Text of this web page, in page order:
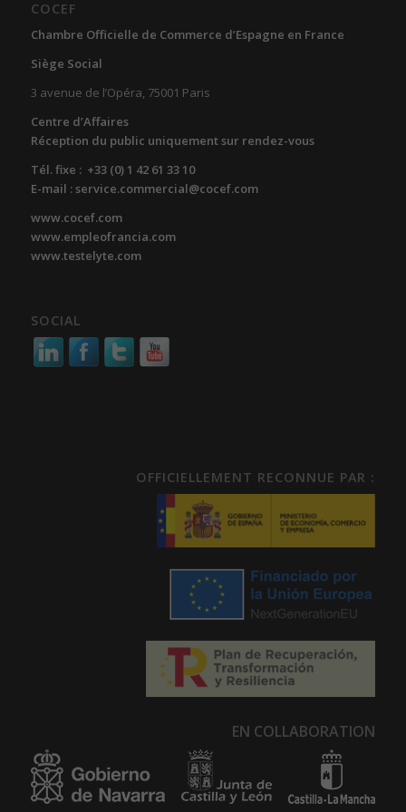
COCEF
Chambre Officielle de Commerce d’Espagne en France
Siège Social
3 avenue de l’Opéra, 75001 Paris
Centre d’Affaires
Réception du public uniquement sur rendez-vous
Tél. fixe : +33 (0) 1 42 61 33 10
E-mail : service.commercial@cocef.com
www.cocef.com
www.empleofrancia.com
www.testelyte.com
SOCIAL
OFFICIELLEMENT RECONNUE PAR :
EN COLLABORATION